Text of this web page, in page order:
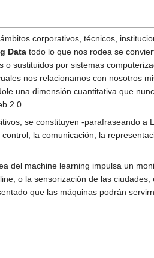
corporativos, técnicos,
Data todo lo que nos rodea se
sustituidos por sistemas
nos relacionamos con nosotros
una dimensión cuantitativa que
2.0.
se constituyen -parafraseando a
la comunicación, la
del machine learning impulsa un
o la sensorización de las
que las máquinas podrán